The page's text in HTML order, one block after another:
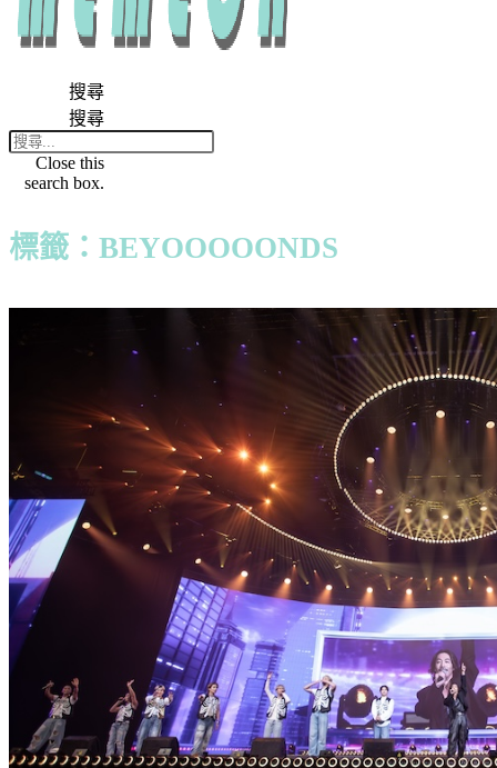
搜尋
搜尋
Close this
search box.
標籤：BEYOOOOONDS